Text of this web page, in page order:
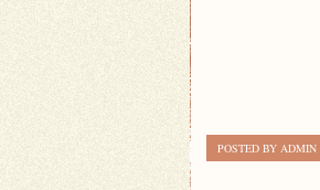
POSTED BY ADMIN